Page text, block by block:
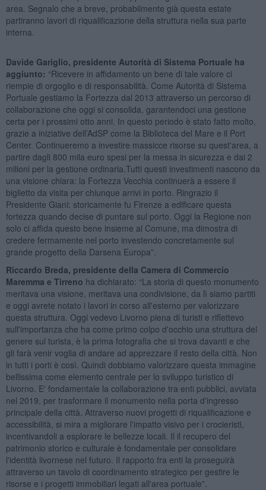
area. Segnalo che a breve, probabilmente già questa estate
partiranno lavori di riqualificazione della struttura nella sua parte
interna.
Davide Gariglio, presidente Autorità di Sistema Portuale ha
aggiunto: “Ricevere in affidamento un bene di tale valore ci
riempie di orgoglio e di responsabilità. Come Autorità di Sistema
Portuale gestiamo la Fortezza dal 2013 attraverso un percorso di
collaborazione che oggi si consolida, garantendoci una gestione
certa per i prossimi otto anni. In questo periodo è stato fatto molto,
grazie a iniziative dell’AdSP come la Biblioteca del Mare e il Port
Center. Continueremo a investire massicce risorse su quest'area, a
partire dagli 800 mila euro spesi per la messa in sicurezza e dai 2
milioni per la gestione ordinaria.Tutti questi investimenti nascono da
una visione chiara: la Fortezza Vecchia continuerà a essere il
biglietto da visita per chiunque arrivi in porto. Ringrazio il
Presidente Giani: storicamente fu Firenze a edificare questa
fortezza quando decise di puntare sul porto. Oggi la Regione non
solo ci affida questo bene insieme al Comune, ma dimostra di
credere fermamente nel porto investendo concretamente sul
grande progetto della Darsena Europa”.
Riccardo Breda, presidente della Camera di Commercio
Maremma e Tirreno ha dichiarato: “La storia di questo monumento
meritava una visione, meritava una condivisione, da lì siamo partiti
e oggi avrete notato i lavori in corso all'esterno per valorizzare
questa struttura. Oggi vedevo Livorno piena di turisti e riflettevo
sull'importanza che ha come primo colpo d'occhio una struttura del
genere sul turista, è la prima fotografia che si trova davanti e che
gli farà venir voglia di andare ad apprezzare il resto della città. Non
in tutti i porti è così. Quindi dobbiamo valorizzare questa immagine
bellissima come elemento centrale per lo sviluppo turistico di
Livorno. E' fondamentale la collaborazione tra enti pubblici, avviata
nel 2019, per trasformare il monumento nella porta d'ingresso
principale della città. Attraverso nuovi progetti di riqualificazione e
accessibilità, si mira a migliorare l'impatto visivo per i crocieristi,
incentivandoli a esplorare le bellezze locali. Il il recupero del
patrimonio storico e culturale è fondamentale per consolidare
l'identità livornese nel futuro. Il rapporto fra enti la proseguirà
attraverso un tavolo di coordinamento strategico per gestire le
risorse e i progetti immobiliari legati all'area portuale”.